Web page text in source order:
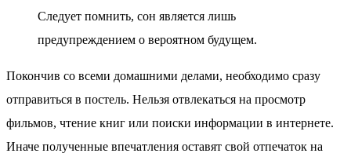
Следует помнить, сон является лишь
предупреждением о вероятном будущем.
Покончив со всеми домашними делами, необходимо сразу
отправиться в постель. Нельзя отвлекаться на просмотр
фильмов, чтение книг или поиски информации в интернете.
Иначе полученные впечатления оставят свой отпечаток на